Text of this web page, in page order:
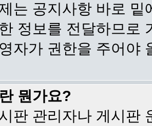
는 공지사항 바로
정보를 전달하므로
자가 권한을 주어야
뭔가요?
판 관리자나 게시판